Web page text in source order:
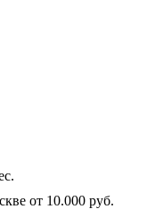
от 10.000 руб.